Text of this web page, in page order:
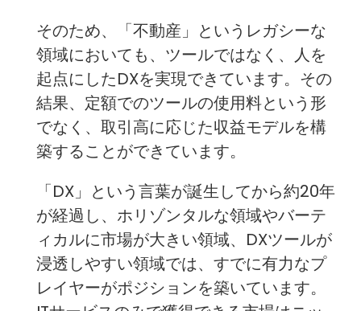
そのため、「不動産」というレガシーな
領域においても、ツールではなく、人を
起点にしたDXを実現できています。その
結果、定額でのツールの使用料という形
でなく、取引高に応じた収益モデルを構
築することができています。
「DX」という言葉が誕生してから約20年
が経過し、ホリゾンタルな領域やバーテ
ィカルに市場が大きい領域、DXツールが
浸透しやすい領域では、すでに有力なプ
レイヤーがポジションを築いています。